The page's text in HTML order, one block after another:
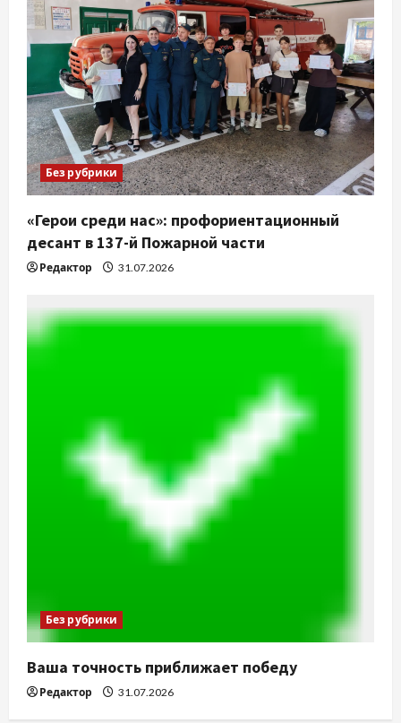
Без рубрики
«Герои среди нас»: профориентационный
десант в 137-й Пожарной части
Редактор 31.07.2026
Без рубрики
Ваша точность приближает победу
Редактор 31.07.2026